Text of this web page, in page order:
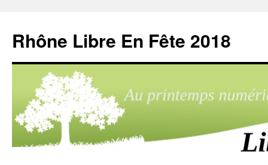
contenu
Rhône Libre En Fête 2018